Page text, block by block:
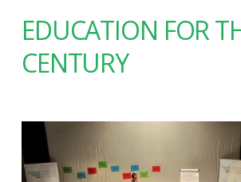
EDUCATION FOR
CENTURY